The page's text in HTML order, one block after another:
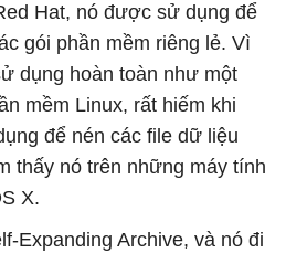
Hat, nó được sử dụng để
gói phần mềm riêng lẻ. Vì
dụng hoàn toàn như một
mềm Linux, rất hiếm khi
để nén các file dữ liệu
thấy nó trên những máy tính
X.
Expanding Archive, và nó đi